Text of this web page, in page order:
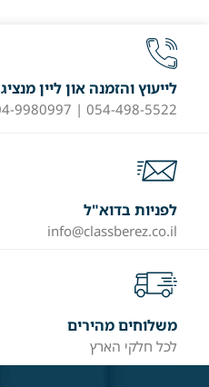
לייעוץ והזמנה און ליין מנציג
054-498-5522 | 04-9980997
לפניות בדוא"ל
info@classberez.co.il
משלוחים מהירים
לכל חלקי הארץ